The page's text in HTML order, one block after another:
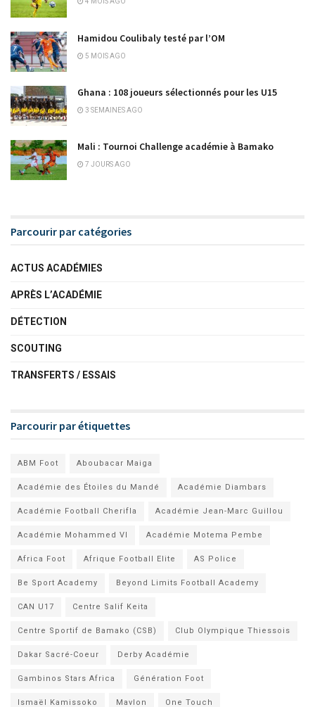
Hamidou Coulibaly testé par l’OM
5 MOIS AGO
Ghana : 108 joueurs sélectionnés pour les U15
3 SEMAINES AGO
Mali : Tournoi Challenge académie à Bamako
7 JOURS AGO
Parcourir par catégories
ACTUS ACADÉMIES
APRÈS L’ACADÉMIE
DÉTECTION
SCOUTING
TRANSFERTS / ESSAIS
Parcourir par étiquettes
ABM Foot Aboubacar Maiga
Académie des Étoiles du Mandé Académie Diambars
Académie Football Cherifla Académie Jean-Marc Guillou
Académie Mohammed VI Académie Motema Pembe
Africa Foot Afrique Football Elite AS Police
Be Sport Academy Beyond Limits Football Academy
CAN U17 Centre Salif Keita
Centre Sportif de Bamako (CSB) Club Olympique Thiessois
Dakar Sacré-Coeur Derby Académie
Gambinos Stars Africa Génération Foot
Ismaël Kamissoko Mavlon One Touch